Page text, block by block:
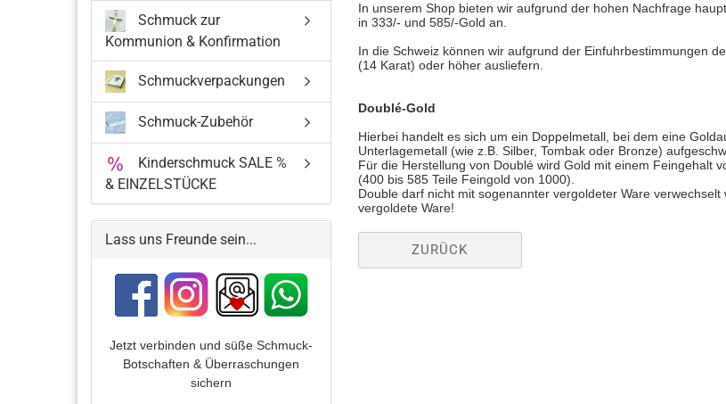
In unserem Shop bieten wir aufgrund der hohen Nachfrage
in 333/- und 585/-Gold an.
In die Schweiz können wir aufgrund der Einfuhrbestimmungen
(14 Karat) oder höher ausliefern.
Doublé-Gold
Hierbei handelt es sich um ein Doppelmetall, bei dem eine
Unterlagemetall (wie z.B. Silber, Tombak oder Bronze)
Für die Herstellung von Doublé wird Gold mit einem Feingehalt
(400 bis 585 Teile Feingold von 1000).
Double darf nicht mit sogenannter vergoldeter Ware
vergoldete Ware!
ZURÜCK
Schmuck zur
Kommunion & Konfirmation
Schmuckverpackungen
Schmuck-Zubehör
Kinderschmuck SALE %
& EINZELSTÜCKE
Lass uns Freunde sein...
Jetzt verbinden und süße Schmuck-
Botschaften & Überraschungen
sichern